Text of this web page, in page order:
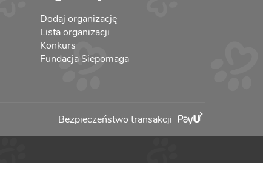
Dodaj organizację
Lista organizacji
Konkurs
Fundacja Siepomaga
Bezpieczeństwo transakcji